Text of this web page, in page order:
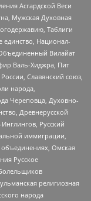
Асгардской Веси
Мужская Духовная
Таблиги
единство, Национал-
Вилайат
Валь-Хиджра, Пит
Славянский союз,
народа,
Череповца, Духовно-
Древнерусской
Русский
иммиграции,
Омская
Русское
религиозная
народа